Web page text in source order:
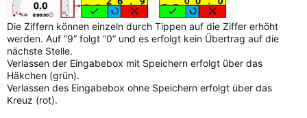
Die Ziffern können einzeln durch Tippen auf die Ziffer erhöht
werden. Auf “9” folgt “0” und es erfolgt kein Übertrag auf die
nächste Stelle.
Verlassen der Eingabebox mit Speichern erfolgt über das
Häkchen (grün).
Verlassen des Eingabebox ohne Speichern erfolgt über das
Kreuz (rot).